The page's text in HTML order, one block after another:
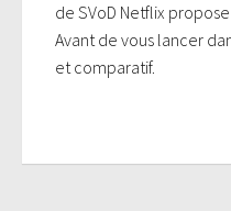
de SVoD Netflix
Avant de vous lancer
et comparatif.